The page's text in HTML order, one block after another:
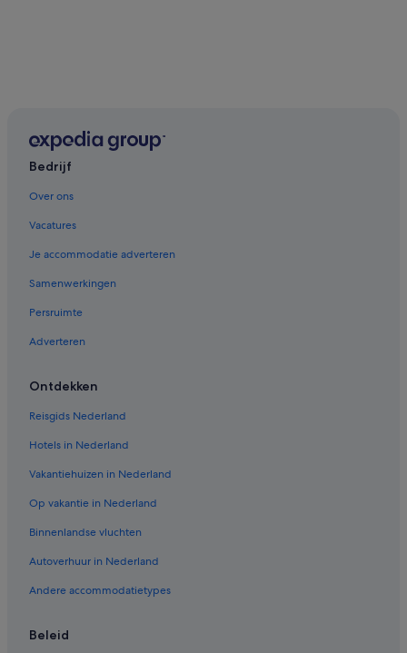
Bedrijf
Over ons
Vacatures
Je accommodatie adverteren
Samenwerkingen
Persruimte
Adverteren
Ontdekken
Reisgids Nederland
Hotels in Nederland
Vakantiehuizen in Nederland
Op vakantie in Nederland
Binnenlandse vluchten
Autoverhuur in Nederland
Andere accommodatietypes
Beleid